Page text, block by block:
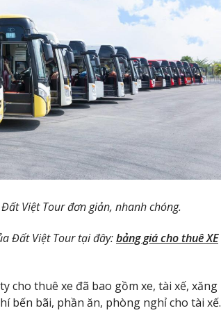
Việt Tour đơn giản, nhanh chóng.
Đất Việt Tour tại đây:bảng giá cho thuê XE
cho thuê xe đã bao gồm xe, tài xế, xăng
bến bãi, phần ăn, phòng nghỉ cho tài xế.